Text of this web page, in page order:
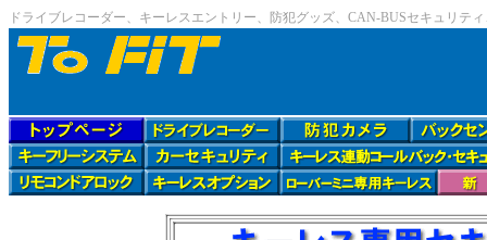
ドライブレコーダー、キーレスエントリー、防犯グッズ、CAN-BUSセキュリ